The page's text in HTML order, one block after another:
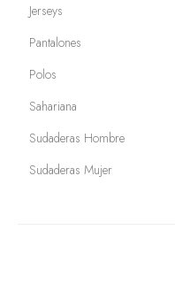
Jerseys
Pantalones
Polos
Sahariana
Sudaderas Hombre
Sudaderas Mujer